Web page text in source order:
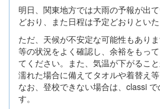
明日、関東地方では大雨の予報が出
どおり、また日程は予定どおりといた
ただ、天候が不安定な可能性もあり
等の状況をよく確認し、余裕をもっ
てください。また、気温が下がること
濡れた場合に備えてタオルや着替え等
なお、登校できない場合は、classi
す。